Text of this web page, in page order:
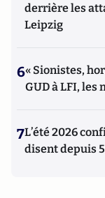
derrière les
Leipzig
6« Sionistes,
GUD à LFI, les
7L’été 2026
disent depuis